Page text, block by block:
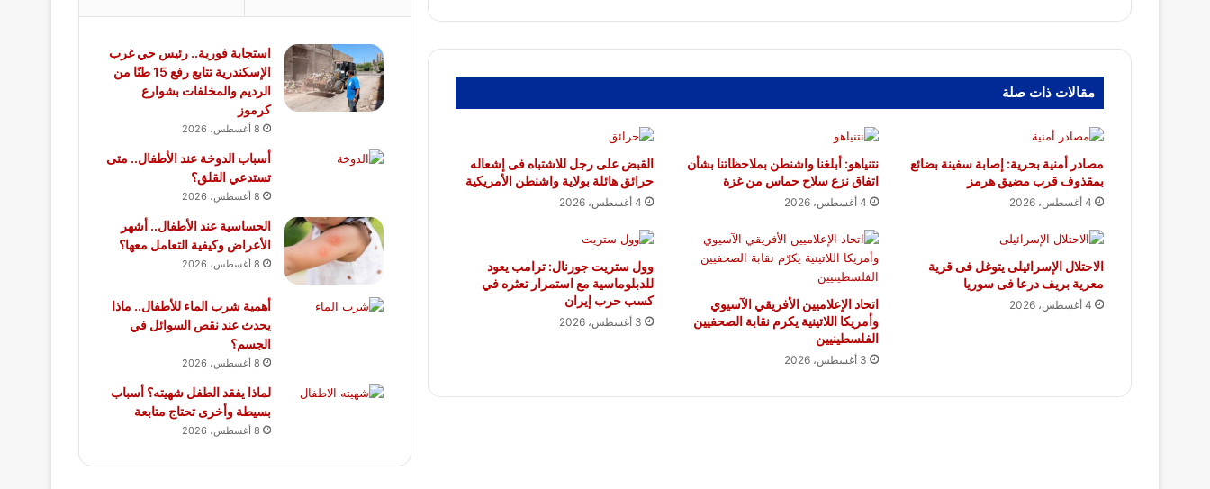
مقالات ذات صلة
مصادر أمنية بحرية: إصابة سفينة بضائع
بمقذوف قرب مضيق هرمز
4 أغسطس، 2026
نتنياهو: أبلغنا واشنطن بملاحظاتنا بشأن
اتفاق نزع سلاح حماس من غزة
4 أغسطس، 2026
القبض على رجل للاشتباه فى إشعاله
حرائق هائلة بولاية واشنطن الأمريكية
4 أغسطس، 2026
الاحتلال الإسرائيلى يتوغل فى قرية
معرية بريف درعا فى سوريا
4 أغسطس، 2026
اتحاد الإعلاميين الأفريقي الآسيوي
وأمريكا اللاتينية يكرم نقابة الصحفيين
الفلسطينيين
3 أغسطس، 2026
وول ستريت جورنال: ترامب يعود
للدبلوماسية مع استمرار تعثره في
كسب حرب إيران
3 أغسطس، 2026
استجابة فورية.. رئيس حي غرب
الإسكندرية تتابع رفع 15 طنًا من
الرديم والمخلفات بشوارع
كرموز
8 أغسطس، 2026
أسباب الدوخة عند الأطفال.. متى
تستدعي القلق؟
8 أغسطس، 2026
الحساسية عند الأطفال.. أشهر
الأعراض وكيفية التعامل معها؟
8 أغسطس، 2026
أهمية شرب الماء للأطفال.. ماذا
يحدث عند نقص السوائل في
الجسم؟
8 أغسطس، 2026
لماذا يفقد الطفل شهيته؟ أسباب
بسيطة وأخرى تحتاج متابعة
8 أغسطس، 2026